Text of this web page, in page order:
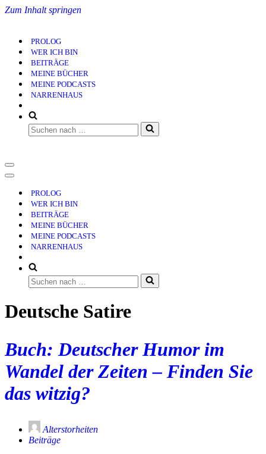
Zum Inhalt springen
PROLOG
WER ICH BIN
BEITRÄGE
MEINE BÜCHER
MEINE PODCASTS
NARRENHAUS
Suchen
nach …
Navigationsmenü
Navigationsmenü
PROLOG
WER ICH BIN
BEITRÄGE
MEINE BÜCHER
MEINE PODCASTS
NARRENHAUS
Suchen
nach …
Deutsche Satire
Buch: Deutscher Humor im
Wandel der Zeiten – Finden Sie
das witzig?
Alterstorheiten
Beiträge